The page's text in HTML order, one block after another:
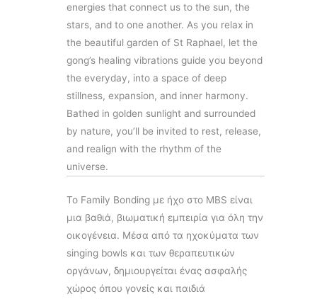
energies that connect us to the sun, the
stars, and to one another. As you relax in
the beautiful garden of St Raphael, let the
gong’s healing vibrations guide you beyond
the everyday, into a space of deep
stillness, expansion, and inner harmony.
Bathed in golden sunlight and surrounded
by nature, you’ll be invited to rest, release,
and realign with the rhythm of the
universe.
Το Family Bonding με ήχο στο MBS είναι
μια βαθιά, βιωματική εμπειρία για όλη την
οικογένεια. Μέσα από τα ηχοκύματα των
singing bowls και των θεραπευτικών
οργάνων, δημιουργείται ένας ασφαλής
χώρος όπου γονείς και παιδιά